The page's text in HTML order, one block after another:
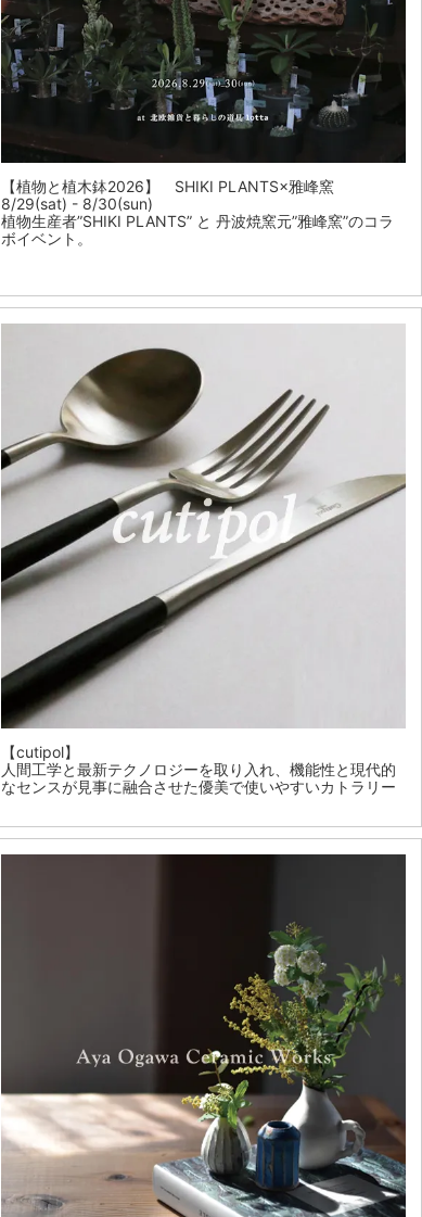
【植物と植木鉢2026】 SHIKI PLANTS×雅峰窯
8/29(sat) - 8/30(sun)
植物生産者”SHIKI PLANTS” と 丹波焼窯元”雅峰窯”のコラ
ボイベント。
【cutipol】
人間工学と最新テクノロジーを取り入れ、機能性と現代的
なセンスが見事に融合させた優美で使いやすいカトラリー